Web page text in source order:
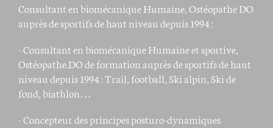
Consultant en biomécanique Humaine, Ostéopathe DO
auprès de sportifs de haut niveau depuis 1994 :
- Consultant en biomécanique Humaine et sportive,
Ostéopathe.DO de formation auprès de sportifs de haut
niveau depuis 1994 : Trail, football, Ski alpin, Ski de
fond, biathlon…
- Concepteur des principes posturo-dynamiques